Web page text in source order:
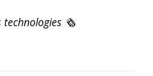
technologies 🗞️